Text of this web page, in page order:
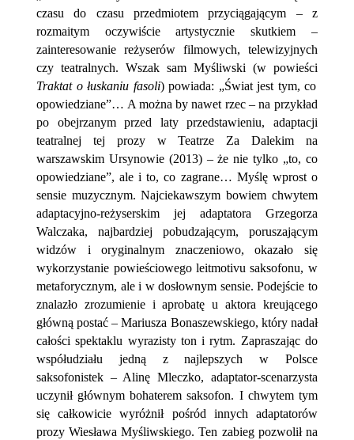
czasu do czasu przedmiotem przyciągającym – z
rozmaitym oczywiście artystycznie skutkiem –
zainteresowanie reżyserów filmowych, telewizyjnych
czy teatralnych. Wszak sam Myśliwski (w powieści
Traktat o łuskaniu fasoli) powiada: „Świat jest tym, co
opowiedziane”… A można by nawet rzec – na przykład
po obejrzanym przed laty przedstawieniu, adaptacji
teatralnej tej prozy w Teatrze Za Dalekim na
warszawskim Ursynowie (2013) – że nie tylko „to, co
opowiedziane”, ale i to, co zagrane… Myślę wprost o
sensie muzycznym. Najciekawszym bowiem chwytem
adaptacyjno-reżyserskim jej adaptatora Grzegorza
Walczaka, najbardziej pobudzającym, poruszającym
widzów i oryginalnym znaczeniowo, okazało się
wykorzystanie powieściowego leitmotivu saksofonu, w
metaforycznym, ale i w dosłownym sensie. Podejście to
znalazło zrozumienie i aprobatę u aktora kreującego
główną postać – Mariusza Bonaszewskiego, który nadał
całości spektaklu wyrazisty ton i rytm. Zapraszając do
współudziału jedną z najlepszych w Polsce
saksofonistek – Alinę Mleczko, adaptator-scenarzysta
uczynił głównym bohaterem saksofon. I chwytem tym
się całkowicie wyróżnił pośród innych adaptatorów
prozy Wiesława Myśliwskiego. Ten zabieg pozwolił na